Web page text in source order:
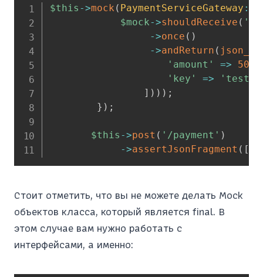
$this ->mock ( PaymentServiceGateway ::
$mock->shouldReceive (
->once ( )
->andReturn (
'amount'
=> 5000
'key'
=>
] ) ) ) ;
} ) ;
$this ->post ( '/payment' )
->assertJsonFragment ( [
Стоит отметить, что вы не можете делать Mock
объектов класса, который является final. В
этом случае вам нужно работать с
интерфейсами, а именно: